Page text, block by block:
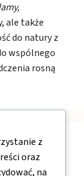
ale także
do natury z
wspólnego
rosną
z
oraz
na